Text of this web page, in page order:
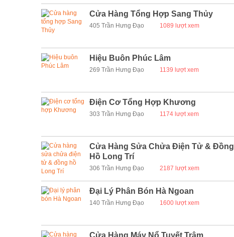
Cửa Hàng Tổng Hợp Sang Thủy
405 Trần Hưng Đạo 1089 lượt xem
Hiệu Buôn Phúc Lâm
269 Trần Hưng Đạo 1139 lượt xem
Điện Cơ Tổng Hợp Khương
303 Trần Hưng Đạo 1174 lượt xem
Cửa Hàng Sửa Chửa Điện Tử & Đồng
Hồ Long Trí
306 Trần Hưng Đạo 2187 lượt xem
Đại Lý Phân Bón Hà Ngoan
140 Trần Hưng Đạo 1600 lượt xem
Cửa Hàng Máy Nổ Tuyết Trâm